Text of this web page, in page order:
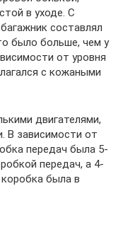
в уходе. С
составлял
было больше, чем у
от уровня
с кожаными
двигателями,
В зависимости от
передач была 5-
передач, а 4-
была в